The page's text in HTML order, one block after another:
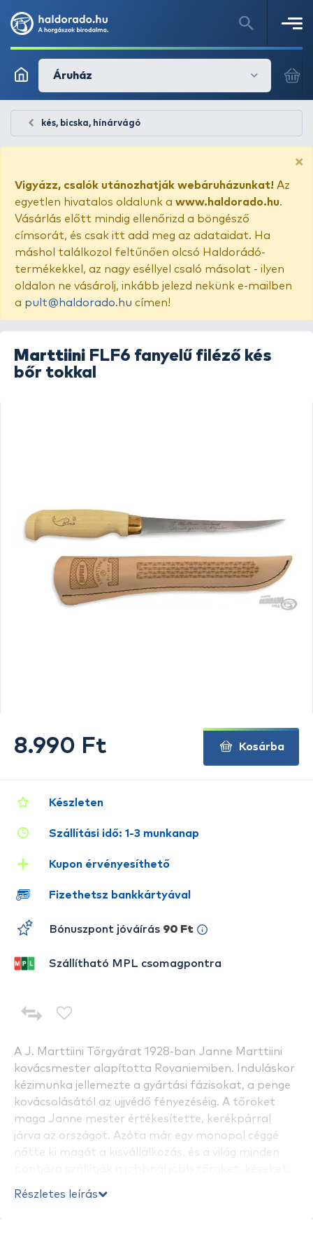
Áruház
kés, bicska, hínárvágó
×
Vigyázz, csalók utánozhatják webáruházunkat! Az
egyetlen hivatalos oldalunk a www.haldorado.hu.
Vásárlás előtt mindig ellenőrizd a böngésző
címsorát, és csak itt add meg az adataidat. Ha
máshol találkozol feltűnően olcsó Haldorádó-
termékekkel, az nagy eséllyel csaló másolat - ilyen
oldalon ne vásárolj, inkább jelezd nekünk e-mailben
a pult@haldorado.hu címen!
Marttiini FLF6 fanyelű filéző kés
bőr tokkal
A J. Marttiini Tőrgyárat 1928-ban Janne Marttiini
kovácsmester alapította Rovaniemiben. Induláskor
kézimunka jellemezte a gyártási fázisokat, a penge
kovácsolásától az ujjvédő fényezéséig. A tőröket
maga Janne mester értékesítette, kerékpárral
járva az országot. Azóta már egy monopol céggé
nőtte ki magát a kisvállalkozás, és a világ minden
Részletes leírás
Készleten
Szállítási idő: 1-3 munkanap
Kupon érvényesíthető
Fizethetsz bankkártyával
Bónuszpont jóváírás 90 Ft
Szállítható MPL csomagpontra
8.990 Ft Kosárba